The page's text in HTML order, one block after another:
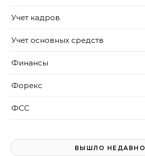
Учет кадров
Учет основных средств
Финансы
Форекс
ФСС
ВЫШЛО НЕДАВНО